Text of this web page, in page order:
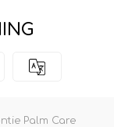
Palm Care